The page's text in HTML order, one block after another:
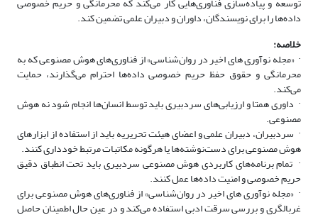
داده‌ها را برای نویسندگان، داوران و دبیران علمی تضمین کند.
خلاصه:
·
«مجله نوآوری های اخیر در روان‌شناسی»از فناوری‌های هوش مصنوعی که به
محرمانگی و حقوق حفظ حریم خصوصی داده‌ها احترام می‌گذارند، حمایت
می‌کند.
· داوری همتا و ارزیابی‌های سردبیری باید توسط انسان‌ها انجام شود نه هوش
مصنوعی.
· سردبیران، دبیران علمی و اعضای هیئت تحریریه باید از استفاده از ابزارهای
هوش مصنوعی برای دست‌نوشته‌ها یا هرگونه مکاتبات مرتبط خودداری کنند.
· تمام برنامه‌های کاربردی هوش مصنوعی سردبیری باید تحت انطباق دقیق
حریم خصوصی و امنیت داده‌ها عمل کنند.
·
«مجله نوآوری های اخیر در روان‌شناسی»از فناوری‌های هوش مصنوعی برای
غربالگری و بررسی سرقت ادبی استفاده می‌کند و در عین حال اطمینان حاصل